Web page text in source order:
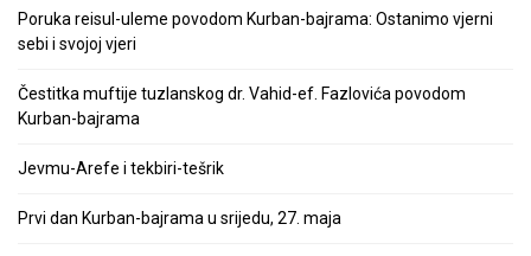
Poruka reisul-uleme povodom Kurban-bajrama: Ostanimo vjerni
sebi i svojoj vjeri
Čestitka muftije tuzlanskog dr. Vahid-ef. Fazlovića povodom
Kurban-bajrama
Jevmu-Arefe i tekbiri-tešrik
Prvi dan Kurban-bajrama u srijedu, 27. maja